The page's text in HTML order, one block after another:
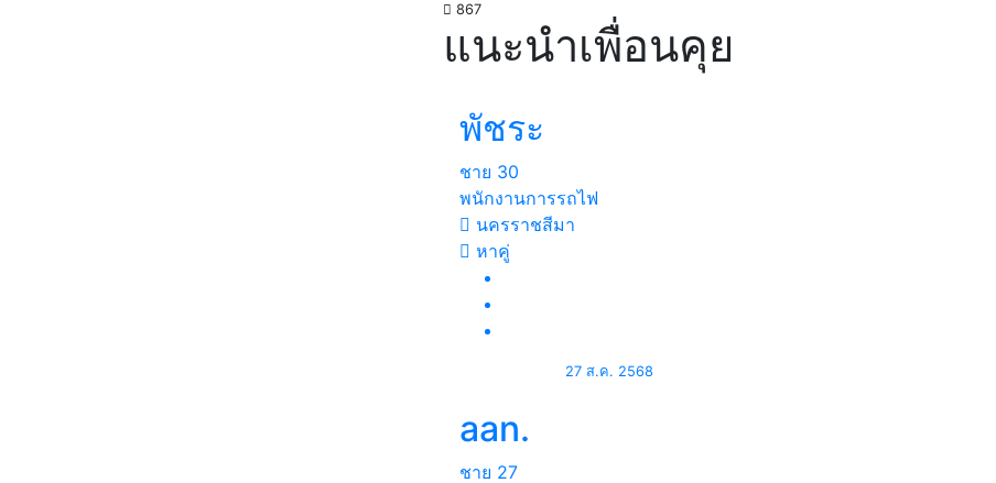
867
แนะนำเพื่อนคุย
พัชระ
ชาย 30
พนักงานการรถไฟ
นครราชสีมา
หาคู่
27 ส.ค. 2568
aan.
ชาย 27